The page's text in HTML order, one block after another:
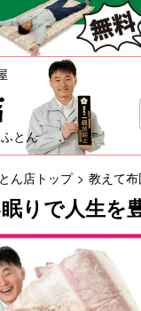
りで人生を
羽毛布団・
とん
ん店トップ 教えて